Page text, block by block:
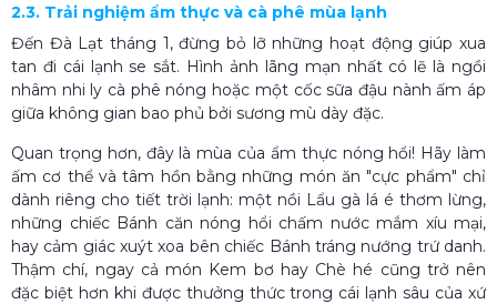
2.3. Trải nghiệm ẩm thực và cà phê mùa lạnh
Đến Đà Lạt tháng 1, đừng bỏ lỡ những hoạt động giúp xua
tan đi cái lạnh se sắt. Hình ảnh lãng mạn nhất có lẽ là ngồi
nhâm nhi ly cà phê nóng hoặc một cốc sữa đậu nành ấm áp
giữa không gian bao phủ bởi sương mù dày đặc.
Quan trọng hơn, đây là mùa của ẩm thực nóng hổi! Hãy làm
ấm cơ thể và tâm hồn bằng những món ăn "cực phẩm" chỉ
dành riêng cho tiết trời lạnh: một nồi Lẩu gà lá é thơm lừng,
những chiếc Bánh căn nóng hổi chấm nước mắm xíu mại,
hay cảm giác xuýt xoa bên chiếc Bánh tráng nướng trứ danh.
Thậm chí, ngay cả món Kem bơ hay Chè hé cũng trở nên
đặc biệt hơn khi được thưởng thức trong cái lạnh sâu của xứ